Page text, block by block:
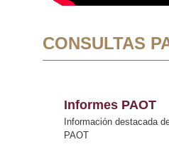
CONSULTAS
Informes PAOT
Información destacada
PAOT